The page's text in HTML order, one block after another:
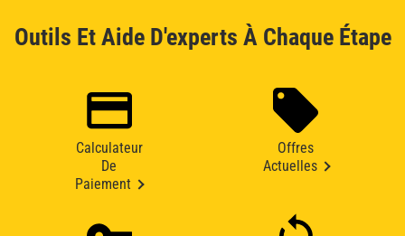
Outils Et Aide D'experts À Chaque Étape
Calculateur
De
Paiement
Offres
Actuelles